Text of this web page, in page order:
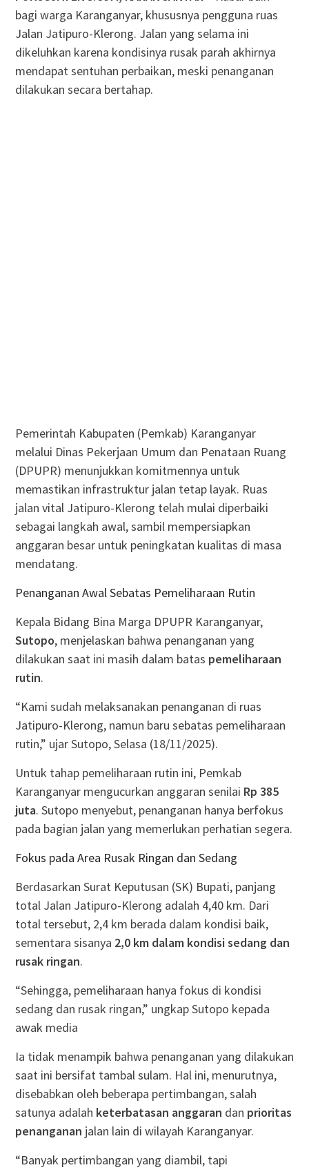
bagi warga Karanganyar, khususnya pengguna ruas
Jalan Jatipuro-Klerong. Jalan yang selama ini
dikeluhkan karena kondisinya rusak parah akhirnya
mendapat sentuhan perbaikan, meski penanganan
dilakukan secara bertahap.
Pemerintah Kabupaten (Pemkab) Karanganyar
melalui Dinas Pekerjaan Umum dan Penataan Ruang
(DPUPR) menunjukkan komitmennya untuk
memastikan infrastruktur jalan tetap layak. Ruas
jalan vital Jatipuro-Klerong telah mulai diperbaiki
sebagai langkah awal, sambil mempersiapkan
anggaran besar untuk peningkatan kualitas di masa
mendatang.
Penanganan Awal Sebatas Pemeliharaan Rutin
Kepala Bidang Bina Marga DPUPR Karanganyar,
Sutopo, menjelaskan bahwa penanganan yang
dilakukan saat ini masih dalam batas pemeliharaan
rutin.
“Kami sudah melaksanakan penanganan di ruas
Jatipuro-Klerong, namun baru sebatas pemeliharaan
rutin,” ujar Sutopo, Selasa (18/11/2025).
Untuk tahap pemeliharaan rutin ini, Pemkab
Karanganyar mengucurkan anggaran senilai Rp 385
juta. Sutopo menyebut, penanganan hanya berfokus
pada bagian jalan yang memerlukan perhatian segera.
Fokus pada Area Rusak Ringan dan Sedang
Berdasarkan Surat Keputusan (SK) Bupati, panjang
total Jalan Jatipuro-Klerong adalah 4,40 km. Dari
total tersebut, 2,4 km berada dalam kondisi baik,
sementara sisanya 2,0 km dalam kondisi sedang dan
rusak ringan.
“Sehingga, pemeliharaan hanya fokus di kondisi
sedang dan rusak ringan,” ungkap Sutopo kepada
awak media
Ia tidak menampik bahwa penanganan yang dilakukan
saat ini bersifat tambal sulam. Hal ini, menurutnya,
disebabkan oleh beberapa pertimbangan, salah
satunya adalah keterbatasan anggaran dan prioritas
penanganan jalan lain di wilayah Karanganyar.
“Banyak pertimbangan yang diambil, tapi